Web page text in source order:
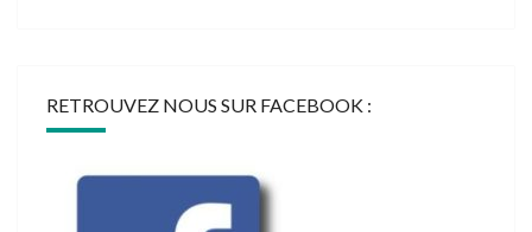
RETROUVEZ NOUS SUR FACEBOOK :